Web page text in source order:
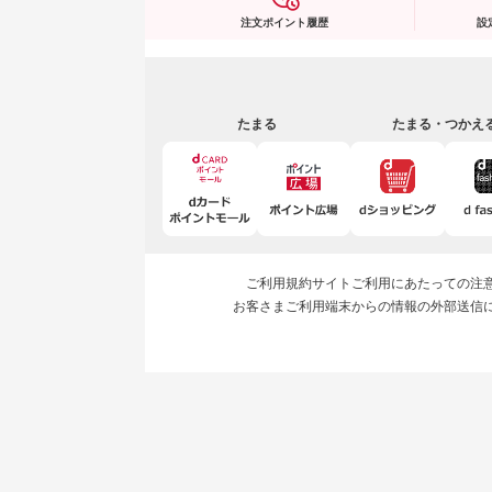
注文ポイント履歴 設
たまる たまる・つかえ
ご利用規約サイトご利用にあたっての注
お客さまご利用端末からの情報の外部送信